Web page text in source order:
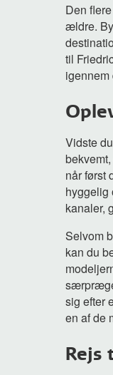
Den
ældre.
til
Vidste
når først
hyggelig
kanaler,
Selvom
kan du
sig efter
en af de
Rejs